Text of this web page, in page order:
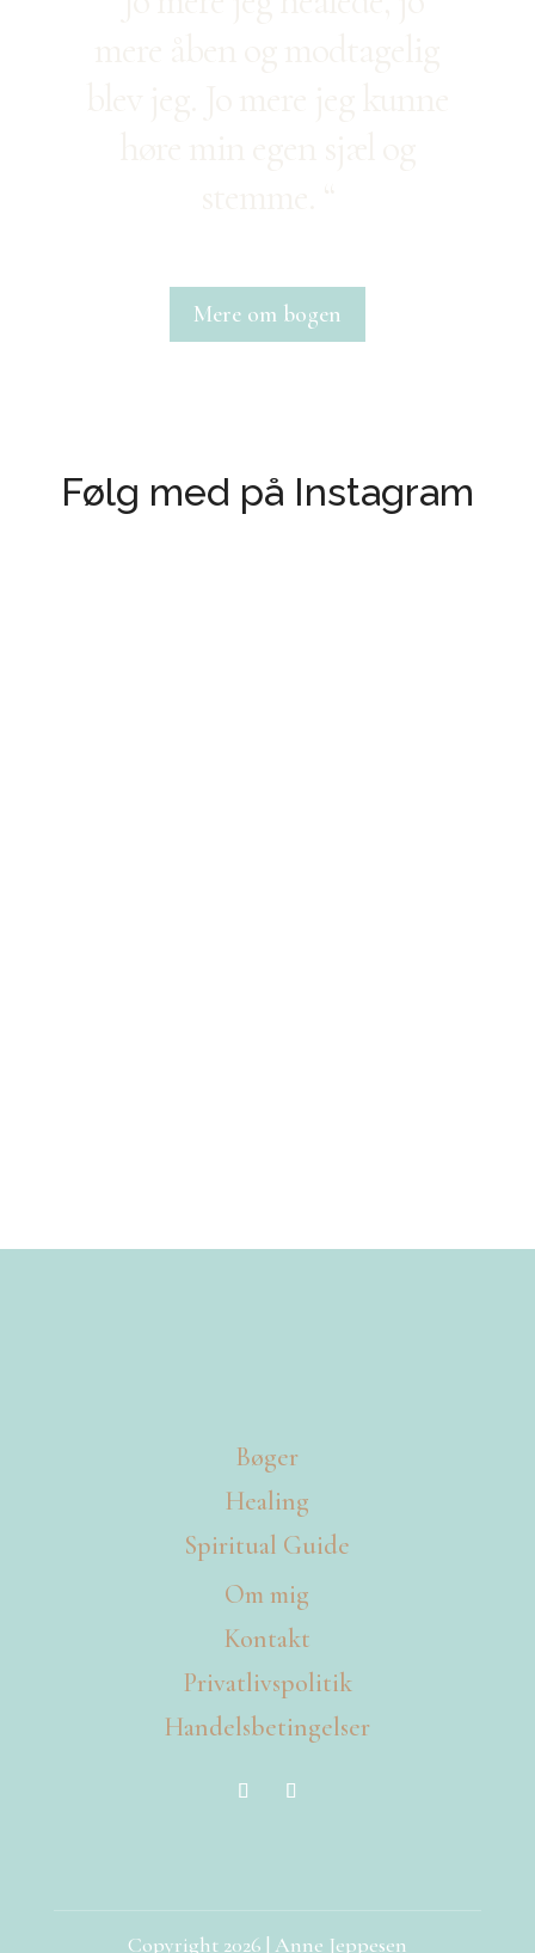
Mere om bogen
Følg med på Instagram
Bøger
Healing
Spiritual Guide
Om mig
Kontakt
Privatlivspolitik
Handelsbetingelser
Copyright 2026 | Anne Jeppesen